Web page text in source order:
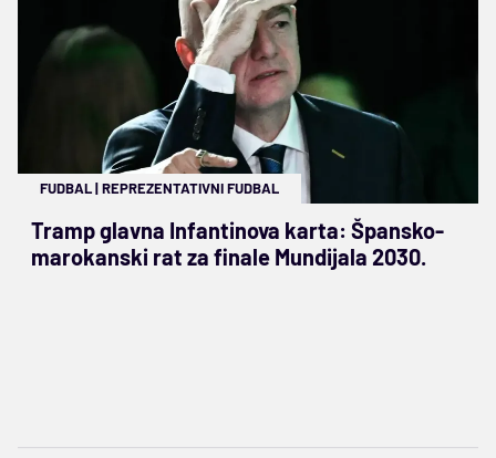
FUDBAL|REPREZENTATIVNI FUDBAL
Tramp glavna Infantinova karta: Špansko-
marokanski rat za finale Mundijala 2030.